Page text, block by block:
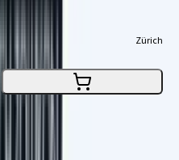
Zürich